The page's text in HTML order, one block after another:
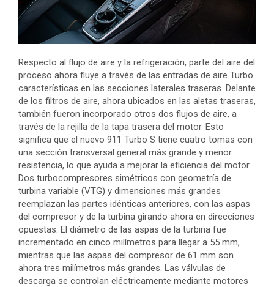
Respecto al flujo de aire y la refrigeración, parte del aire del
proceso ahora fluye a través de las entradas de aire Turbo
características en las secciones laterales traseras. Delante
de los filtros de aire, ahora ubicados en las aletas traseras,
también fueron incorporado otros dos flujos de aire, a
través de la rejilla de la tapa trasera del motor. Esto
significa que el nuevo 911 Turbo S tiene cuatro tomas con
una sección transversal general más grande y menor
resistencia, lo que ayuda a mejorar la eficiencia del motor.
Dos turbocompresores simétricos con geometría de
turbina variable (VTG) y dimensiones más grandes
reemplazan las partes idénticas anteriores, con las aspas
del compresor y de la turbina girando ahora en direcciones
opuestas. El diámetro de las aspas de la turbina fue
incrementado en cinco milímetros para llegar a 55 mm,
mientras que las aspas del compresor de 61 mm son
ahora tres milímetros más grandes. Las válvulas de
descarga se controlan eléctricamente mediante motores